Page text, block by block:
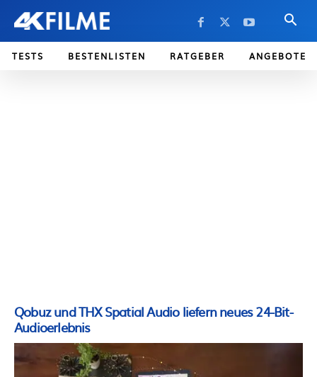
TESTS BESTENLISTEN RATGEBER ANGEBOTE
Qobuz und THX Spatial Audio liefern neues 24-Bit-
Audioerlebnis